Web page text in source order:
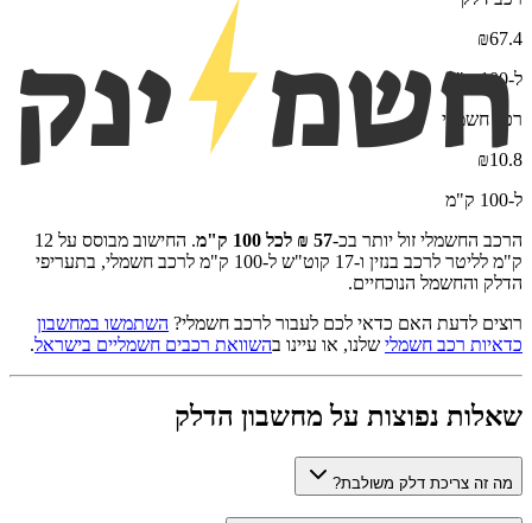
₪67.4
ל-100 ק"מ
רכב חשמלי
₪10.8
ל-100 ק"מ
הרכב החשמלי זול יותר בכ-57 ₪ לכל 100 ק"מ
. החישוב מבוסס על 12
ק"מ לליטר לרכב בנזין ו-17 קוט"ש ל-100 ק"מ לרכב חשמלי, בתעריפי
הדלק והחשמל הנוכחיים.
רוצים לדעת האם כדאי לכם לעבור לרכב חשמלי? השתמשו במחשבון
כדאיות רכב חשמלי שלנו, או עיינו בהשוואת רכבים חשמליים בישראל.
שאלות נפוצות על מחשבון הדלק
מה זה צריכת דלק משולבת?